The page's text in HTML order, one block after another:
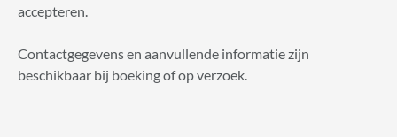
accepteren.
Contactgegevens en aanvullende informatie zijn
beschikbaar bij boeking of op verzoek.